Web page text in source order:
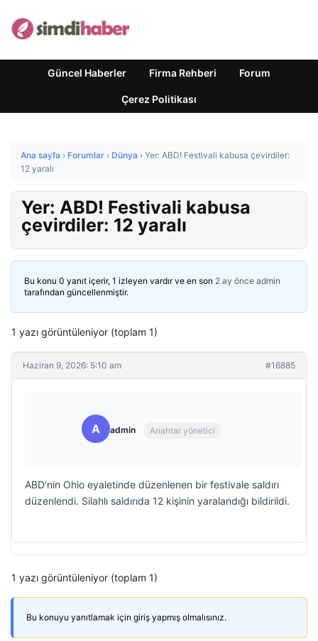
Güncel Haberler Firma Rehberi Forum
Çerez Politikası
Ana sayfa › Forumlar › Dünya › Yer: ABD! Festivali kabusa çevirdiler:
12 yaralı
Yer: ABD! Festivali kabusa
çevirdiler: 12 yaralı
Bu konu 0 yanıt içerir, 1 izleyen vardır ve en son 2 ay önce admin
tarafından güncellenmiştir.
1 yazı görüntüleniyor (toplam 1)
Haziran 9, 2026: 5:10 am #16885
A admin Anahtar yönetici
ABD’nin Ohio eyaletinde düzenlenen bir festivale saldırı
düzenlendi. Silahlı saldırıda 12 kişinin yaralandığı bildirildi.
1 yazı görüntüleniyor (toplam 1)
Bu konuyu yanıtlamak için giriş yapmış olmalısınız.